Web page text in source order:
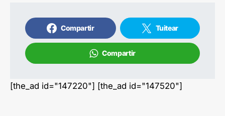
Compartir Tuitear
Compartir
[the_ad id="147220"] [the_ad id="147520"]